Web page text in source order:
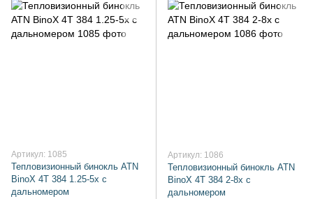
Артикул: 1085
Тепловизионный бинокль ATN
BinoX 4T 384 1.25-5x с
дальномером
Артикул: 1086
Тепловизионный бинокль ATN
BinoX 4T 384 2-8x с
дальномером